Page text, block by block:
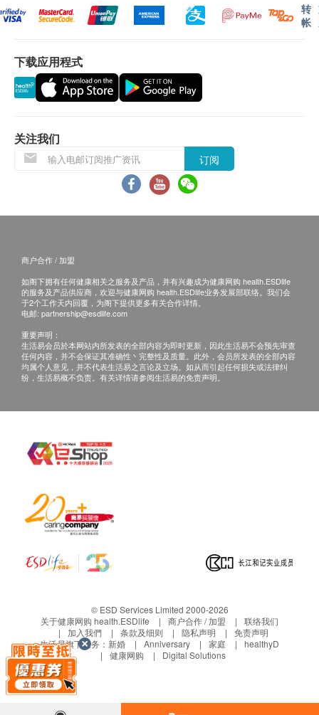
保用条款 ：
应最少有9个月或以上。
退换条款 ：
有损毁情况，一经确认签收，恕不接受退换。
退换产品必须包装完整，如退换之产品有任何残缺
或过期退回，供应商有权不受理。
如有其他损坏或遗漏查询，顾客必须保留有效收据
查询热线： 5614 7426
转
帐
下载应用程式
关注我们
订阅
商户合作 / 加盟
如阁下拥有任何健康相关之服务及产品，并有兴趣成为健康网购 health.ESDlife
的服务及产品供应商，欢迎与健康网购 health.ESDlife业务发展部联络。我们会
于2个工作天内回覆，为阁下提供更多有关合作详情。
电邮: partnership@esdlife.com
重要声明：
生活易会员於本网站内所发表的全部内容为即时更新，因此生活易不会预先审查
任何内容，并不会保证其准确性丶完整性及质量。此外，会员所发表的全部内容
均属个人意见，并不代表生活易之言论及立场。如从而引起任何损失或法律纠
纷，生活易概不负责。有关详情请参阅生活易的免责声明。
© ESD Services Limited 2000-2026
关于健康网购 health.ESDlife
商户合作 / 加盟
联络我们
加入我們
条款及细则 隐私声明
免责声明
生活易旗下业务： 新婚 Anniversary 家庭
healthyD
健康网购
Digital Solutions